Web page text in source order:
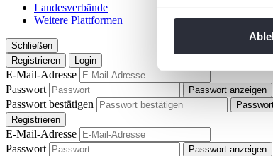
Wir verwenden
und die Zugriffe auf
möglicherweise
Landesverbände
Weitere Plattformen
Schließen
Registrieren
Login
E-Mail-Adresse
Passwort
Passwort anzeigen
Passwort bestätigen
Registrieren
E-Mail-Adresse
Passwort
Passwort anzeigen